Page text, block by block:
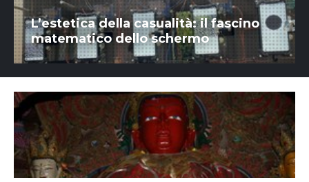
L’estetica della casualità: il fascino
matematico dello schermo